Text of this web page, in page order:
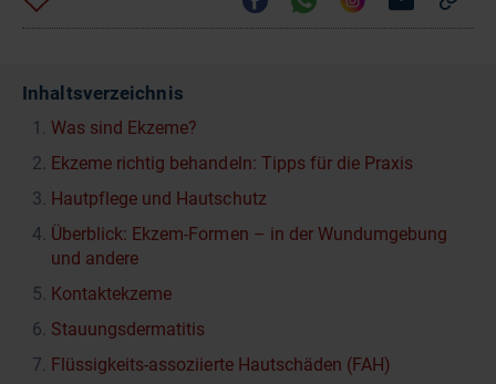
Inhaltsverzeichnis
Was sind Ekzeme?
Ekzeme richtig behandeln: Tipps für die Praxis
Hautpflege und Hautschutz
Überblick: Ekzem-Formen – in der Wundumgebung
und andere
Kontaktekzeme
Stauungsdermatitis
Flüssigkeits-assoziierte Hautschäden (FAH)